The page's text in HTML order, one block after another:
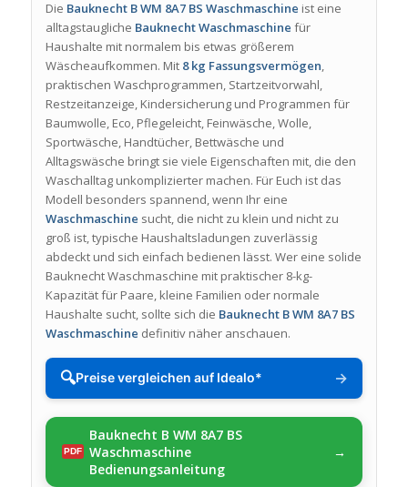
Die Bauknecht B WM 8A7 BS Waschmaschine ist eine
alltagstaugliche Bauknecht Waschmaschine für
Haushalte mit normalem bis etwas größerem
Wäscheaufkommen. Mit 8 kg Fassungsvermögen
praktischen Waschprogrammen, Startzeitvorwahl,
Restzeitanzeige, Kindersicherung und Programmen für
Baumwolle, Eco, Pflegeleicht, Feinwäsche, Wolle,
Sportwäsche, Handtücher, Bettwäsche und
Alltagswäsche bringt sie viele Eigenschaften mit, die den
Waschalltag unkomplizierter machen. Für Euch ist das
Modell besonders spannend, wenn Ihr eine
Waschmaschine sucht, die nicht zu klein und nicht zu
groß ist, typische Haushaltsladungen zuverlässig
abdeckt und sich einfach bedienen lässt. Wer eine solide
Bauknecht Waschmaschine mit praktischer 8-kg-
Kapazität für Paare, kleine Familien oder normale
Haushalte sucht, sollte sich die Bauknecht B WM 8A7 BS
Waschmaschine definitiv näher anschauen.
🔍Preise vergleichen auf Idealo* →
Bauknecht B WM 8A7 BS
Waschmaschine
Bedienungsanleitung